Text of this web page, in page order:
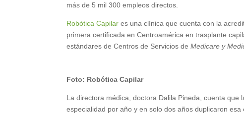
más de 5 mil 300 empleos directos.
Robótica Capilar es una clínica que cuenta con la
primera certificada en Centroamérica en trasplante
estándares de Centros de Servicios deMedicare y
Foto: Robótica Capilar
La directora médica, doctora Dalila Pineda, cuenta
especialidad por año y en solo dos años duplicaron esa